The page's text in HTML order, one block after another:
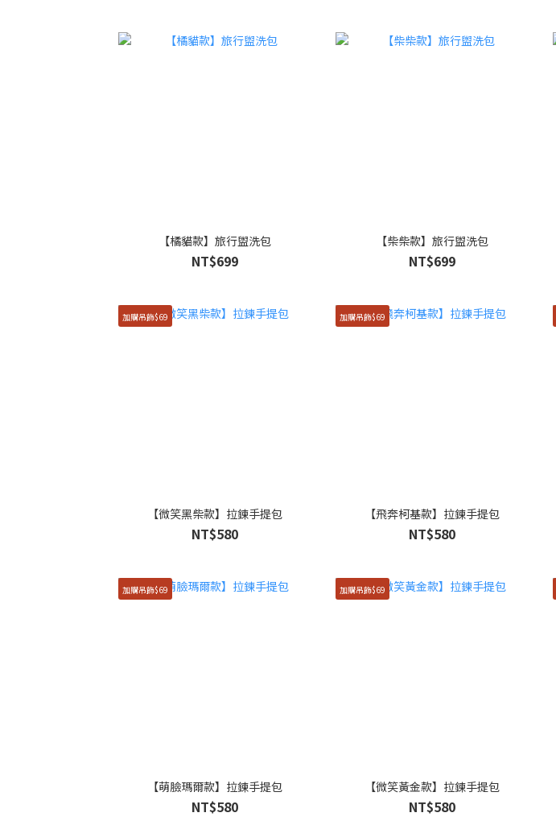
【橘貓款】旅行盥洗包
NT$699
【柴柴款】旅行盥洗包
NT$699
加購吊飾$69
【微笑黑柴款】拉鍊手提包
NT$580
加購吊飾$69
【飛奔柯基款】拉鍊手提包
NT$580
加購吊飾$69
【萌臉瑪爾款】拉鍊手提包
NT$580
加購吊飾$69
【微笑黃金款】拉鍊手提包
NT$580